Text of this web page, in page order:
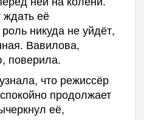
ждать её
никуда не уйдёт,
Вавилова,
поверила.
что режиссёр
продолжает
её,